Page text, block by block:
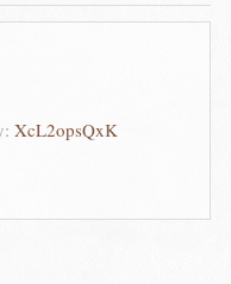
XcL2opsQxK